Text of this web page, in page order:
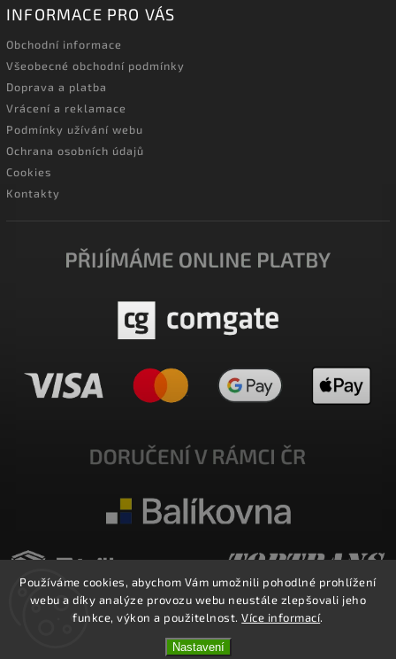
Používáme cookies, abychom Vám umožnili pohodlné prohlížení
webu a díky analýze provozu webu neustále zlepšovali jeho
funkce, výkon a použitelnost.Více informací.
Nastavení
INFORMACE PRO VÁS
Obchodní informace
Všeobecné obchodní podmínky
Doprava a platba
Vrácení a reklamace
Podmínky užívání webu
Ochrana osobních údajů
Cookies
Kontakty
E-SHOP MILATA. Všechna práva vyhrazena.